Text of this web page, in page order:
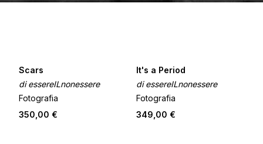
Scars
di essereILnonessere
Fotografia
350,00 €
It's a Period
di essereILnonessere
Fotografia
349,00 €